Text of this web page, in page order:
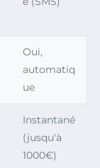
Oui,
automatiq
ue
Instantané
(jusqu'à
1000€)